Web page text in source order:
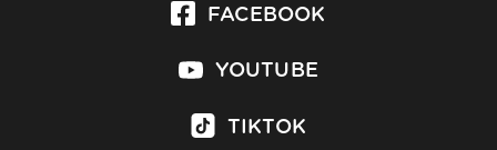
FACEBOOK
YOUTUBE
TIKTOK